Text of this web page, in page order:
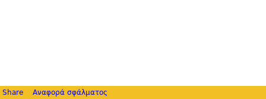
Share Αναφορά σφάλματος